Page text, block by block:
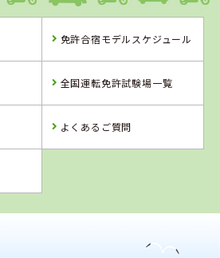
免許合宿モデルスケジュール
全国運転免許試験場一覧
よくあるご質問